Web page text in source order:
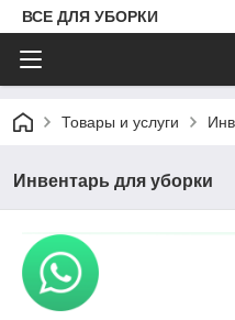
ВСЕ ДЛЯ УБОРКИ
Товары и услуги
Инвентарь для уборки